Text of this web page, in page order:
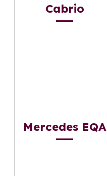
Cabrio
Mercedes EQA